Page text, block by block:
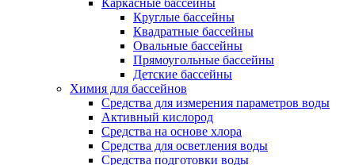
Круглые бассейны
Квадратные бассейны
Овальные бассейны
Прямоугольные бассейны
Детские бассейны
Химия для бассейнов
Средства для измерения параметров воды
Активный кислород
Средства на основе хлора
Средства для осветления воды
Средства подготовки воды